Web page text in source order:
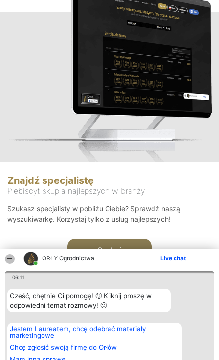
ORŁY Ogrodnictwa Live chat
06:11
Cześć, chętnie Ci pomogę! 🙂 Kliknij proszę w
odpowiedni temat rozmowy! 🙂
Jestem Laureatem, chcę odebrać materiały
marketingowe
Chcę zgłosić swoją firmę do Orłów
Znajdź specjalistę
Plebiscyt skupia najlepszych w branży
Szukasz specjalisty w pobliżu Ciebie? Sprawdź naszą
wyszukiwarkę. Korzystaj tylko z usług najlepszych!
Szukaj
Organizator plebiscytu
Bright Side Solutions sp. z o.
o. sp. k.
ul. Ruska 22
Wrocław 50-079
KRS 0000749100 | Regon
Plebiscyt
Laureaci
wszystkich
Laureatów
Kontakt
Kontakt